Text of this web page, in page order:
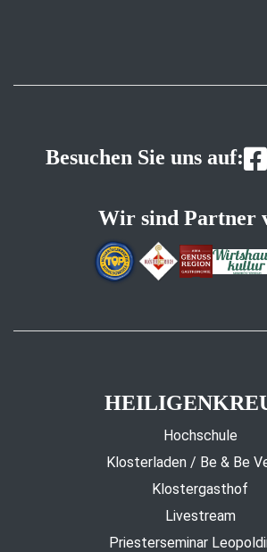
Besuchen Sie uns auf:
Wir sind Partner
Hochschule
Klosterladen / Be & Be
Klostergasthof
Livestream
Priesterseminar